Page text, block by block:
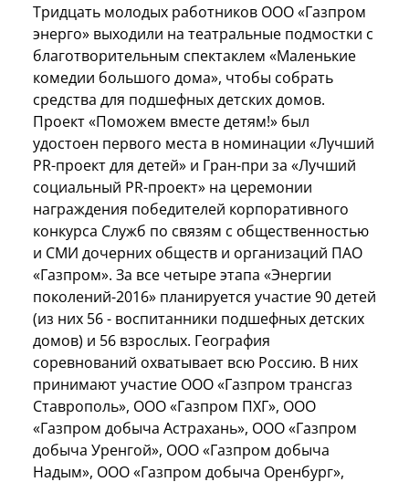
Тридцать молодых работников ООО «Газпром
энерго» выходили на театральные подмостки с
благотворительным спектаклем «Маленькие
комедии большого дома», чтобы собрать
средства для подшефных детских домов.
Проект «Поможем вместе детям!» был
удостоен первого места в номинации «Лучший
PR-проект для детей» и Гран-при за «Лучший
социальный PR-проект» на церемонии
награждения победителей корпоративного
конкурса Служб по связям с общественностью
и СМИ дочерних обществ и организаций ПАО
«Газпром». За все четыре этапа «Энергии
поколений-2016» планируется участие 90 детей
(из них 56 - воспитанники подшефных детских
домов) и 56 взрослых. География
соревнований охватывает всю Россию. В них
принимают участие ООО «Газпром трансгаз
Ставрополь», ООО «Газпром ПХГ», ООО
«Газпром добыча Астрахань», ООО «Газпром
добыча Уренгой», ООО «Газпром добыча
Надым», ООО «Газпром добыча Оренбург»,